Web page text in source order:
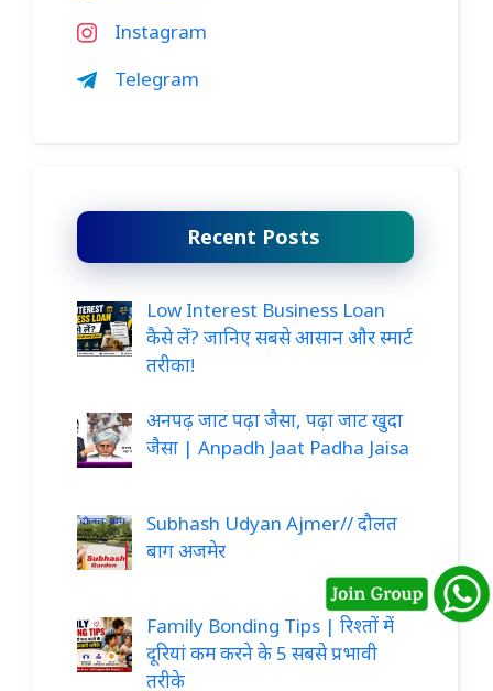
Instagram
Telegram
Recent Posts
Low Interest Business Loan
कैसे लें? जानिए सबसे आसान और स्मार्ट
तरीका!
अनपढ़ जाट पढ़ा जैसा, पढ़ा जाट खुदा
जैसा | Anpadh Jaat Padha Jaisa
Subhash Udyan Ajmer// दौलत
बाग अजमेर
Family Bonding Tips | रिश्तों में
दूरियां कम करने के 5 सबसे प्रभावी
तरीके